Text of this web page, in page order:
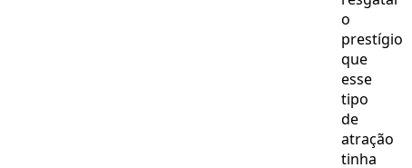
o
prestígio
que
esse
tipo
de
atração
tinha